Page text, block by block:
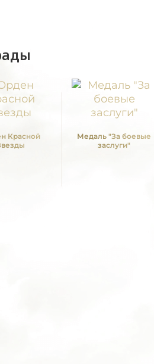
Красной
Медаль "За боевые
заслуги"